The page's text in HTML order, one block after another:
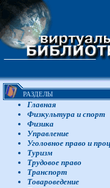
РАЗДЕЛЫ
Главная
Физкультура и спорт
Физика
Управление
Уголовное право и
Туризм
Трудовое право
Транспорт
Товароведение